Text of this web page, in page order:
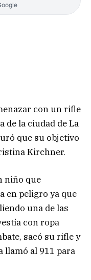
con un rifle
de la ciudad de La
que su objetivo
Kirchner.
niño que
en peligro ya que
una de las
con ropa
sacó su rifle y
llamó al 911 para